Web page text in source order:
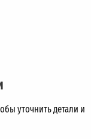
уточнить детали и